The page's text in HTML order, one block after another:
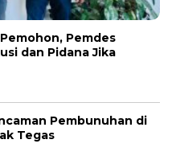
Pemdes
dan Pidana Jika
Pembunuhan di
Tegas